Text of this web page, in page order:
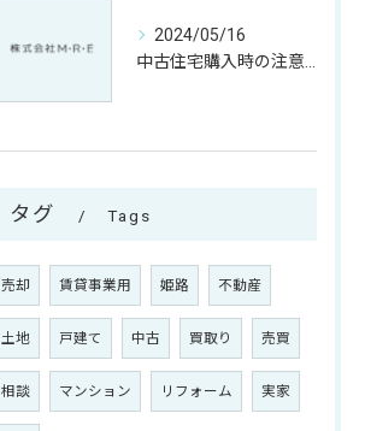
2024/05/16
タグ Tags
売却 賃貸事業用 姫路 不動産
土地 戸建て 中古 買取り 売買
相談 マンション リフォーム 実家